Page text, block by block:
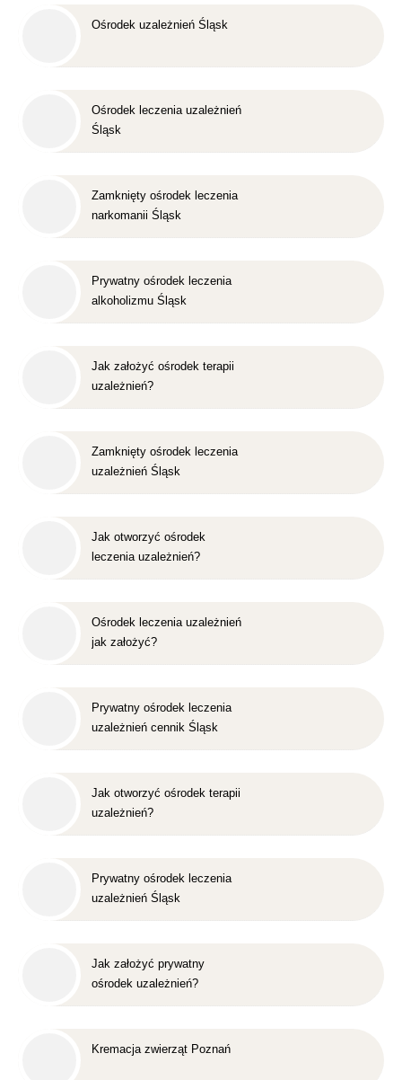
Ośrodek uzależnień Śląsk
Ośrodek leczenia uzależnień
Śląsk
Zamknięty ośrodek leczenia
narkomanii Śląsk
Prywatny ośrodek leczenia
alkoholizmu Śląsk
Jak założyć ośrodek terapii
uzależnień?
Zamknięty ośrodek leczenia
uzależnień Śląsk
Jak otworzyć ośrodek
leczenia uzależnień?
Ośrodek leczenia uzależnień
jak założyć?
Prywatny ośrodek leczenia
uzależnień cennik Śląsk
Jak otworzyć ośrodek terapii
uzależnień?
Prywatny ośrodek leczenia
uzależnień Śląsk
Jak założyć prywatny
ośrodek uzależnień?
Kremacja zwierząt Poznań